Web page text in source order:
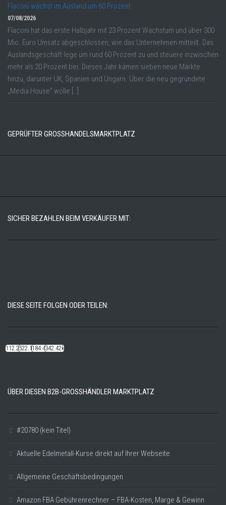
Flaconi wächst im Ausland um 60 Prozent
07/08/2026
Flaconi hat das erste Halbjahr mit 23 Prozent Wachstum und über 300
Mio. Euro Umsatz abgeschlossen, wie das Unternehmen mitteilt. Das
Auslandsgeschäft lege um rund 60 Prozent zu und steuere inzwischen
mehr als 20 Prozent bei. Dieses Jahr kämen sieben neue Märkte
hinzu, darunter UK, Spanien und Ungarn. Über die neu gegründete
„Media House“ wolle […]
GEPRÜFTER GROSSHANDELSMARKTPLATZ
SICHER BEZAHLEN BEIM VERKÄUFER MIT:
DIESE SEITE FOLGEN ODER TEILEN:
112.22k522.14k184.48k342.42k
ÜBER DIESEN B2B-GROSSHÄNDLER MARKTPLATZ
#20780 (kein Titel)
Aktuelle Edelmetall-Kurse direkt auf Ihrer Webseite
Allgemeine Geschäftsbedingungen
Amazon FBA Gebührenrechner – FBA-Kosten, Marge & Gewinn